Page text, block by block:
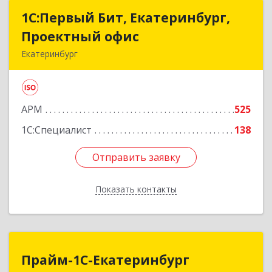
1С:Первый Бит, Екатеринбург,
Проектный офис
Екатеринбург
АРМ
525
1С:Специалист
138
Отправить заявку
Показать контакты
1С:Первый Бит, Екатеринбург,
Проектный офис
Подробнее
Отправить заявку
Назад
Прайм-1С-Екатеринбург
Прайм-1С-Екатеринбург